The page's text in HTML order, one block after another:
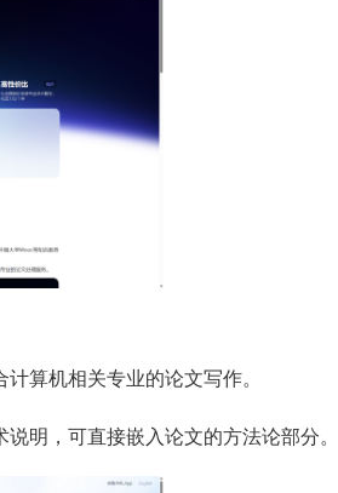
算机相关专业的论文写作。
说明，可直接嵌入论文的方法论部分。